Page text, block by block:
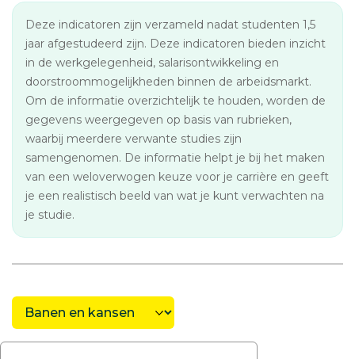
Deze indicatoren zijn verzameld nadat studenten 1,5
jaar afgestudeerd zijn. Deze indicatoren bieden inzicht
in de werkgelegenheid, salarisontwikkeling en
doorstroommogelijkheden binnen de arbeidsmarkt.
Om de informatie overzichtelijk te houden, worden de
gegevens weergegeven op basis van rubrieken,
waarbij meerdere verwante studies zijn
samengenomen. De informatie helpt je bij het maken
van een weloverwogen keuze voor je carrière en geeft
je een realistisch beeld van wat je kunt verwachten na
je studie.